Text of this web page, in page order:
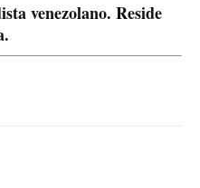
venezolano. Reside